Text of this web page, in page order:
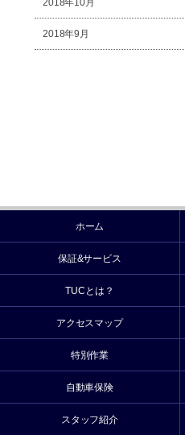
2018年9月
ホーム
保証&サービス
TUCとは？
アクセスマップ
特別作業
自動車保険
スタッフ紹介